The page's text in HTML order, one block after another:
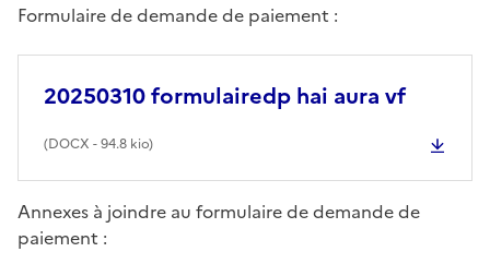
Formulaire de demande de paiement :
20250310 formulairedp hai aura vf
(DOCX - 94.8 kio)
Annexes à joindre au formulaire de demande de
paiement :